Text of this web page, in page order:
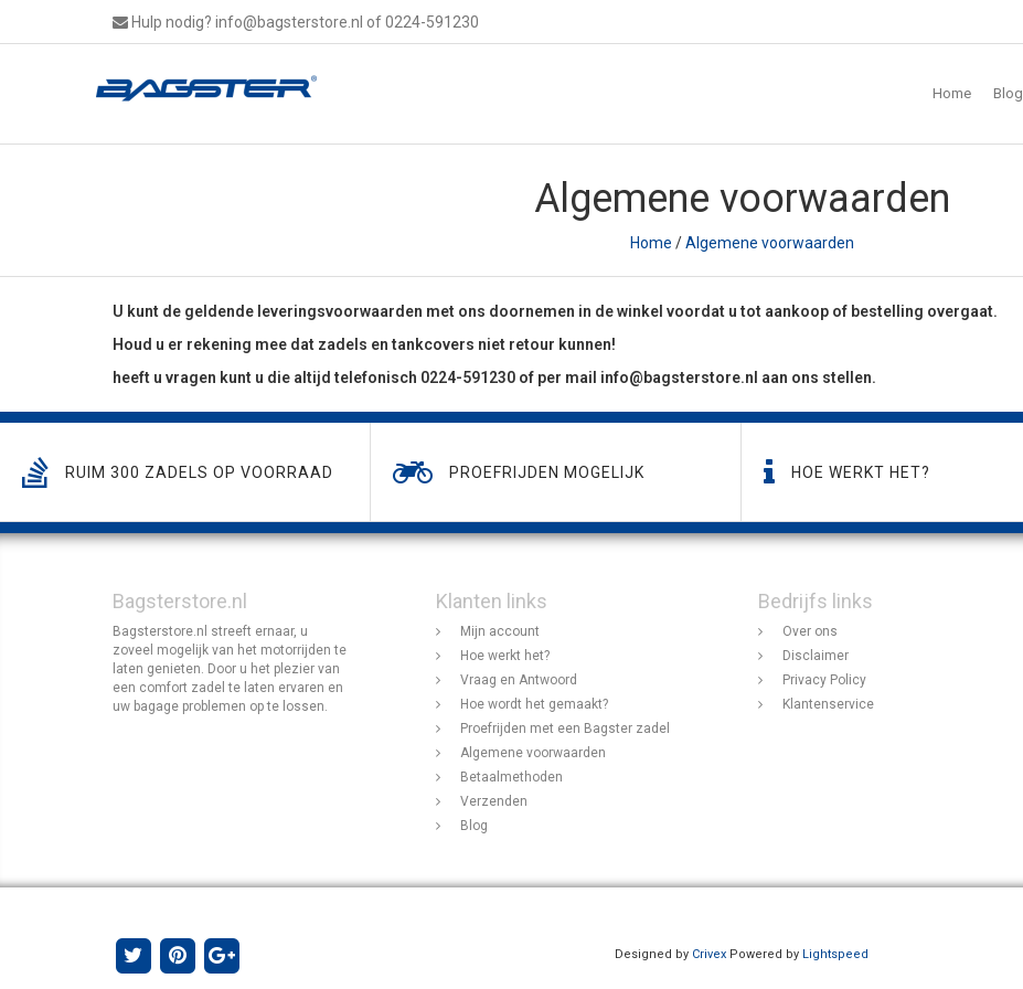
Hulp nodig? info@bagsterstore.nl of 0224-591230
Home Blog
Algemene voorwaarden
Home /Algemene voorwaarden
U kunt de geldende leveringsvoorwaarden met ons doornemen in de winkel voordat u tot aankoop of bestelling overgaat.
Houd u er rekening mee dat zadels en tankcovers niet retour kunnen!
heeft u vragen kunt u die altijd telefonisch 0224-591230 of per mail info@bagsterstore.nl aan ons stellen.
RUIM 300 ZADELS OP VOORRAAD PROEFRIJDEN MOGELIJK HOE WERKT HET?
Bagsterstore.nl
Bagsterstore.nl streeft ernaar, u
zoveel mogelijk van het motorrijden te
laten genieten. Door u het plezier van
een comfort zadel te laten ervaren en
uw bagage problemen op te lossen.
Klanten links
Mijn account
Hoe werkt het?
Vraag en Antwoord
Hoe wordt het gemaakt?
Proefrijden met een Bagster zadel
Algemene voorwaarden
Betaalmethoden
Verzenden
Blog
Bedrijfs links
Over ons
Disclaimer
Privacy Policy
Klantenservice
Designed by Crivex Powered by Lightspeed